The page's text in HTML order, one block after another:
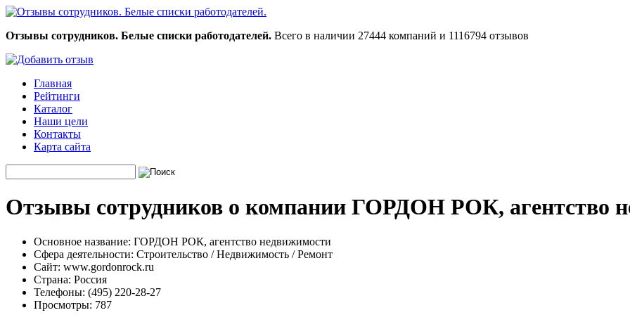
Отзывы сотрудников. Белые списки работодателей. Всего в наличии 27444 компаний и 1116794 отзывов
Главная
Рейтинги
Каталог
Наши цели
Контакты
Карта сайта
Отзывы сотрудников о компании ГОРДОН РОК, агентство
Основное название: ГОРДОН РОК, агентство недвижимости
Сфера деятельности: Строительство / Недвижимость / Ремонт
Сайт: www.gordonrock.ru
Страна: Россия
Телефоны: (495) 220-28-27
Просмотры: 787